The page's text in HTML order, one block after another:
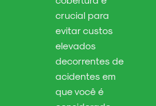
crucial para
evitar custos
elevados
decorrentes de
acidentes em
que você é